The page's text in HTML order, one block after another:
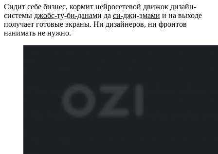
Сидит себе бизнес, кормит нейросетевой движок дизайн-
системы джобс-ту-би-данами да си-джи-эмами и на выходе
получает готовые экраны. Ни дизайнеров, ни фронтов
нанимать не нужно.